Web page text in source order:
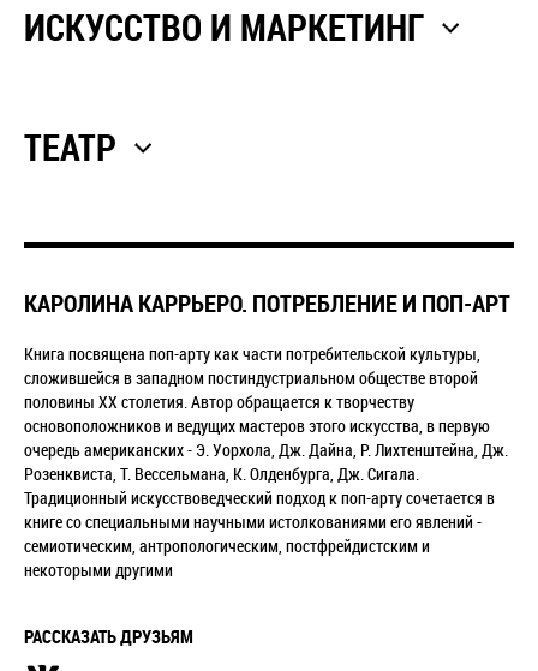
ИСКУССТВО И МАРКЕТИНГ
ТЕАТР
КАРОЛИНА КАРРЬЕРО. ПОТРЕБЛЕНИЕ И ПОП-АРТ
Книга посвящена поп-арту как части потребительской культуры,
сложившейся в западном постиндустриальном обществе второй
половины XX столетия. Автор обращается к творчеству
основоположников и ведущих мастеров этого искусства, в первую
очередь американских - Э. Уорхола, Дж. Дайна, Р. Лихтенштейна, Дж.
Розенквиста, Т. Вессельмана, К. Олденбурга, Дж. Сигала.
Традиционный искусствоведческий подход к поп-арту сочетается в
книге со специальными научными истолкованиями его явлений -
семиотическим, антропологическим, постфрейдистским и
некоторыми другими
РАССКАЗАТЬ ДРУЗЬЯМ